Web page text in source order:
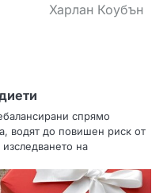
Харлан Коубън
спрямо
водят до повишен риск от
на